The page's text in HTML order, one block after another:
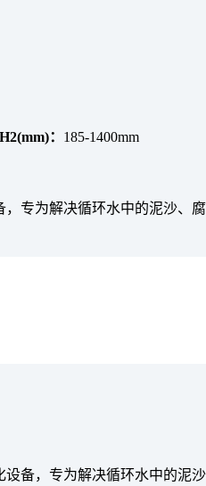
H2(mm)： 185-1400mm
专为解决循环水中的泥沙、
备，专为解决循环水中的泥